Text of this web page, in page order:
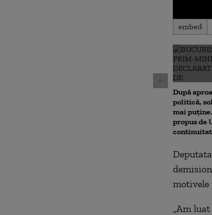
0
seconds
0
seconds
90%
embed
După
politică,
mai
propus de
motivele
„Am